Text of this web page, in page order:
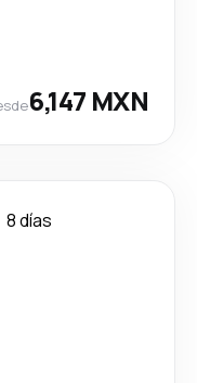
6,147 MXN
8 días